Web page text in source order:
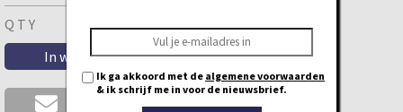
QTY
Is je maat niet beschikbaar ?
Ik ga akkoord met de algemene voorwaarden
& ik schrijf me in voor de nieuwsbrief.